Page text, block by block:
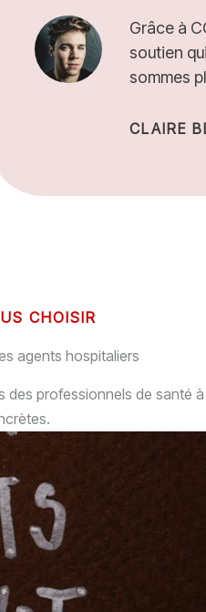
Grâce à
soutien
sommes
CLAIRE
CHOISIR
agents hospitaliers
des professionnels de santé